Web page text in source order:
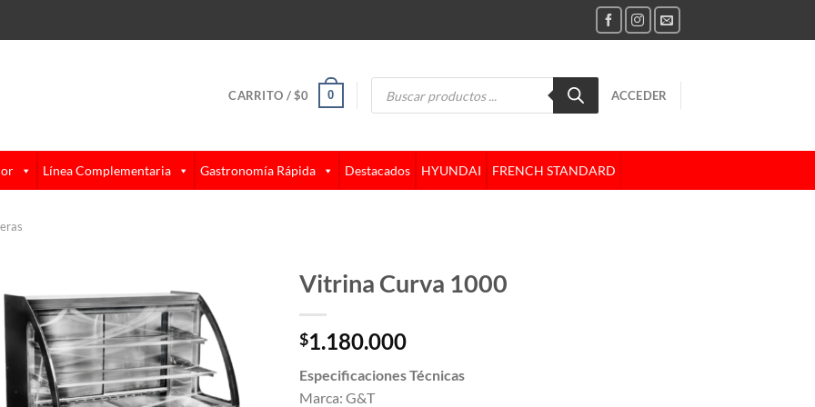
CARRITO /$0 0
Búsqueda
ACCEDER
Línea Complementaria Gastronomía Rápida Destacados HYUNDAI FRENCH STANDARD
Vitrina Curva 1000
$1.180.000
Especificaciones Técnicas
Marca: G&T